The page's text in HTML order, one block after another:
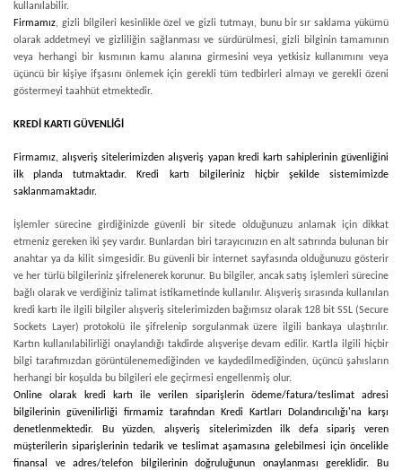
kullanılabilir.
Firmamız, gizli bilgileri kesinlikle özel ve gizli tutmayı, bunu bir sır saklama yükümü
olarak addetmeyi ve gizliliğin sağlanması ve sürdürülmesi, gizli bilginin tamamının
veya herhangi bir kısmının kamu alanına girmesini veya yetkisiz kullanımını veya
üçüncü bir kişiye ifşasını önlemek için gerekli tüm tedbirleri almayı ve gerekli özeni
göstermeyi taahhüt etmektedir.
KREDİ KARTI GÜVENLİĞİ
Firmamız, alışveriş sitelerimizden alışveriş yapan kredi kartı sahiplerinin güvenliğini
ilk planda tutmaktadır. Kredi kartı bilgileriniz hiçbir şekilde sistemimizde
saklanmamaktadır.
İşlemler sürecine girdiğinizde güvenli bir sitede olduğunuzu anlamak için dikkat
etmeniz gereken iki şey vardır. Bunlardan biri tarayıcınızın en alt satırında bulunan bir
anahtar ya da kilit simgesidir. Bu güvenli bir internet sayfasında olduğunuzu gösterir
ve her türlü bilgileriniz şifrelenerek korunur. Bu bilgiler, ancak satış işlemleri sürecine
bağlı olarak ve verdiğiniz talimat istikametinde kullanılır. Alışveriş sırasında kullanılan
kredi kartı ile ilgili bilgiler alışveriş sitelerimizden bağımsız olarak 128 bit SSL (Secure
Sockets Layer) protokolü ile şifrelenip sorgulanmak üzere ilgili bankaya ulaştırılır.
Kartın kullanılabilirliği onaylandığı takdirde alışverişe devam edilir. Kartla ilgili hiçbir
bilgi tarafımızdan görüntülenemediğinden ve kaydedilmediğinden, üçüncü şahısların
herhangi bir koşulda bu bilgileri ele geçirmesi engellenmiş olur.
Online olarak kredi kartı ile verilen siparişlerin ödeme/fatura/teslimat adresi
bilgilerinin güvenilirliği firmamiz tarafından Kredi Kartları Dolandırıcılığı'na karşı
denetlenmektedir. Bu yüzden, alışveriş sitelerimizden ilk defa sipariş veren
müşterilerin siparişlerinin tedarik ve teslimat aşamasına gelebilmesi için öncelikle
finansal ve adres/telefon bilgilerinin doğruluğunun onaylanması gereklidir. Bu